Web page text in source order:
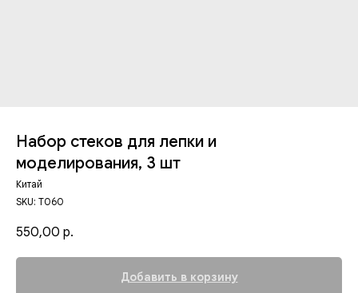
Набор стеков для лепки и
моделирования, 3 шт
Китай
SKU: T060
550,00 р.
Добавить в корзину